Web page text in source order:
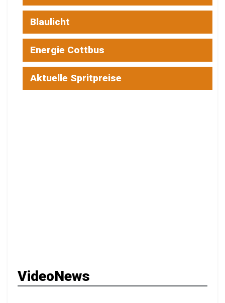
Blaulicht
Energie Cottbus
Aktuelle Spritpreise
VideoNews